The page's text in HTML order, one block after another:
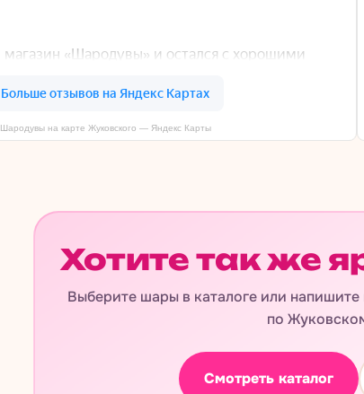
Шародувы на карте Жуковского — Яндекс Карты
Хотите так же
Выберите шары в каталоге или
по
Смотреть каталог